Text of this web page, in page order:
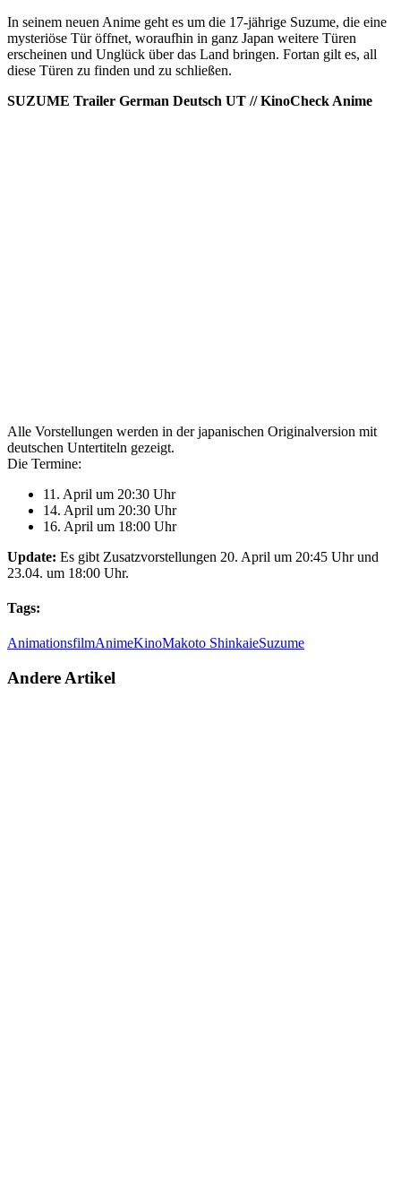
In seinem neuen Anime geht es um die 17-jährige Suzume, die eine
mysteriöse Tür öffnet, woraufhin in ganz Japan weitere Türen
erscheinen und Unglück über das Land bringen. Fortan gilt es, all
diese Türen zu finden und zu schließen.
SUZUME Trailer German Deutsch UT // KinoCheck Anime
Alle Vorstellungen werden in der japanischen Originalversion mit
deutschen Untertiteln gezeigt.
Die Termine:
11. April um 20:30 Uhr
14. April um 20:30 Uhr
16. April um 18:00 Uhr
Update: Es gibt Zusatzvorstellungen 20. April um 20:45 Uhr und
23.04. um 18:00 Uhr.
Tags:
AnimationsfilmAnimeKinoMakoto ShinkaieSuzume
Andere Artikel